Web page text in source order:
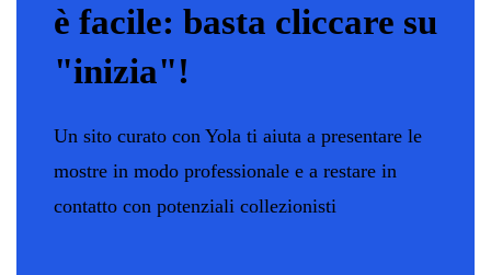
è facile: basta cliccare su
"inizia"!
Un sito curato con Yola ti aiuta a presentare le
mostre in modo professionale e a restare in
contatto con potenziali collezionisti